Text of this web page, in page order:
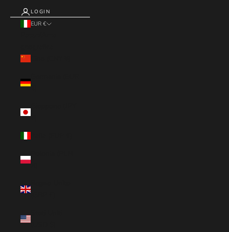
LOGIN
EUR €